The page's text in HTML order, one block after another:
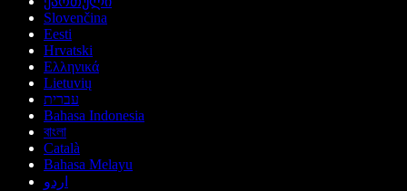
Slovenčina
Eesti
Hrvatski
Ελληνικά
Lietuvių
עברית
Bahasa Indonesia
বাংলা
Català
Bahasa Melayu
اردو